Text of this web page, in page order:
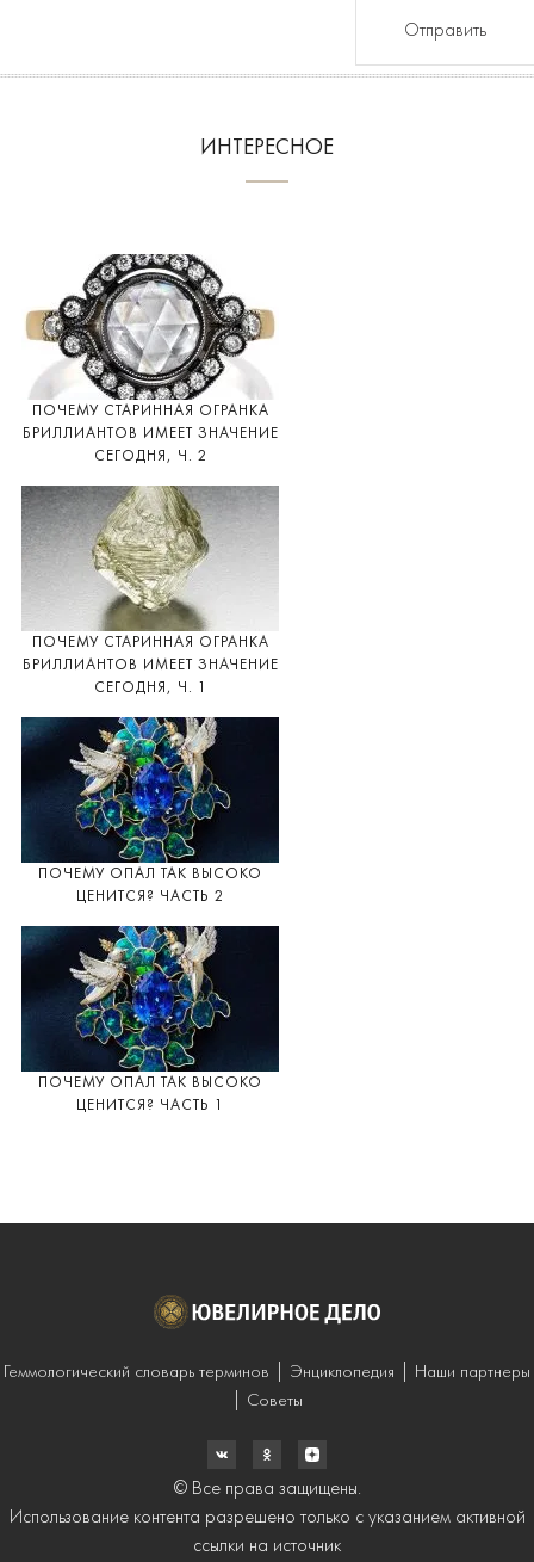
Отправить
ИНТЕРЕСНОЕ
ПОЧЕМУ СТАРИННАЯ ОГРАНКА
БРИЛЛИАНТОВ ИМЕЕТ ЗНАЧЕНИЕ
СЕГОДНЯ, Ч. 2
ПОЧЕМУ СТАРИННАЯ ОГРАНКА
БРИЛЛИАНТОВ ИМЕЕТ ЗНАЧЕНИЕ
СЕГОДНЯ, Ч. 1
ПОЧЕМУ ОПАЛ ТАК ВЫСОКО
ЦЕНИТСЯ? ЧАСТЬ 2
ПОЧЕМУ ОПАЛ ТАК ВЫСОКО
ЦЕНИТСЯ? ЧАСТЬ 1
Геммологический словарь терминов Энциклопедия
Наши партнеры
Советы
© Все права защищены.
Использование контента разрешено только с указанием активной
ссылки на источник